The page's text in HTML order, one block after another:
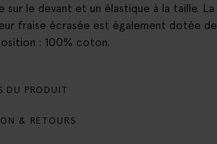
sur le devant et un élastique à la taille. La
fraise écrasée est également dotée de
: 100% coton.
DU PRODUIT
& RETOURS